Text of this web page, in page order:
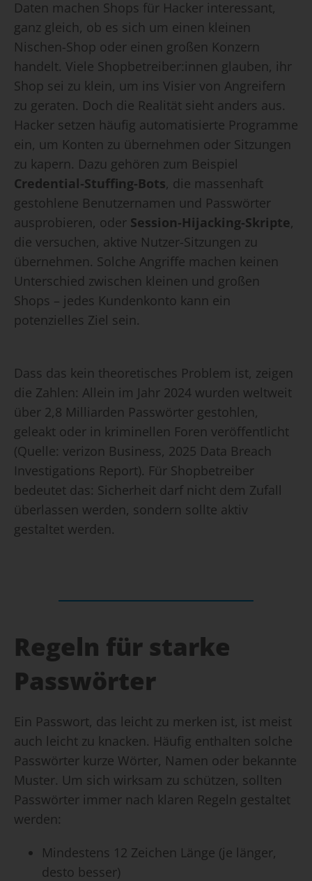
Daten machen Shops für Hacker interessant,
ganz gleich, ob es sich um einen kleinen
Nischen-Shop oder einen großen Konzern
handelt. Viele Shopbetreiber:innen glauben, ihr
Shop sei zu klein, um ins Visier von Angreifern
zu geraten. Doch die Realität sieht anders aus.
Hacker setzen häufig automatisierte Programme
ein, um Konten zu übernehmen oder Sitzungen
zu kapern. Dazu gehören zum Beispiel
Credential‑Stuffing‑Bots, die massenhaft
gestohlene Benutzernamen und Passwörter
ausprobieren, oder Session‑Hijacking‑Skripte,
die versuchen, aktive Nutzer-Sitzungen zu
übernehmen. Solche Angriffe machen keinen
Unterschied zwischen kleinen und großen
Shops – jedes Kundenkonto kann ein
potenzielles Ziel sein.
Dass das kein theoretisches Problem ist, zeigen
die Zahlen: Allein im Jahr 2024 wurden weltweit
über 2,8 Milliarden Passwörter gestohlen,
geleakt oder in kriminellen Foren veröffentlicht
(Quelle: verizon Business, 2025 Data Breach
Investigations Report). Für Shopbetreiber
bedeutet das: Sicherheit darf nicht dem Zufall
überlassen werden, sondern sollte aktiv
gestaltet werden.
Regeln für starke
Passwörter
Ein Passwort, das leicht zu merken ist, ist meist
auch leicht zu knacken. Häufig enthalten solche
Passwörter kurze Wörter, Namen oder bekannte
Muster. Um sich wirksam zu schützen, sollten
Passwörter immer nach klaren Regeln gestaltet
werden:
Mindestens 12 Zeichen Länge (je länger,
desto besser)